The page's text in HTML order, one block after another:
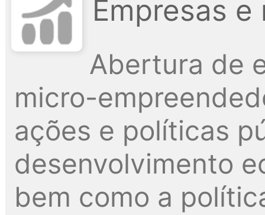
Empresas
Abertura de
micro-
ações e políticas
desenvolvimento
bem como a